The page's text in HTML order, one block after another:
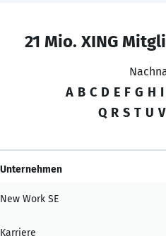
21 Mio. XING
A B C D E F G H I
Q R S T U V
Unternehmen
New Work SE
Karriere